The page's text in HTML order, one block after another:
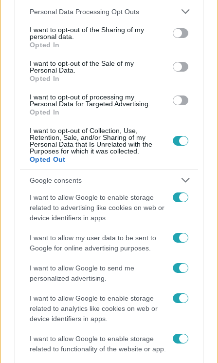
Please note that this website/app uses one or more Google
not limited to your visit or usage behaviour. You may click to
grant or deny consent to Google and its third-party tags to
use your data for below specified purposes in below Google
consent section.
Personal Data Processing Opt Outs
I want to opt-out of the Sharing of my
personal data.
Opted In
I want to opt-out of the Sale of my
Personal Data.
Opted In
I want to opt-out of processing my
Personal Data for Targeted Advertising.
Opted In
I want to opt-out of Collection, Use,
Retention, Sale, and/or Sharing of my
Personal Data that Is Unrelated with the
Purposes for which it was collected.
Opted Out
Google consents
I want to allow Google to enable storage
related to advertising like cookies on web or
device identifiers in apps.
I want to allow my user data to be sent to
Google for online advertising purposes.
I want to allow Google to send me
personalized advertising.
I want to allow Google to enable storage
related to analytics like cookies on web or
device identifiers in apps.
I want to allow Google to enable storage
related to functionality of the website or app.
Kövess minket, és értesülj a friss hírekről a
Facebookon is!
NOBEL-DÍJ # KRAUSZ FERENC # KARIKÓ KATALIN
#VONATOK #INFLÁCIÓ
IPARKAMARA
SOS GYERMEKFALVAK #PRESSER GÁBOR
FALUSI MARIANN #LUKÁCS LÁSZLÓ
SURVIVOR # NYERŐ PÁROS # CÁPÁK KÖZÖTT
ONLINE PITCH #THE VOICE
Népszerű